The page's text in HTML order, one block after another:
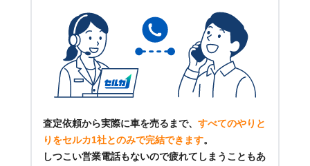
査定依頼から実際に車を売るまで、 すべてのやりと
りをセルカ1社とのみで完結できます。
しつこい営業電話もないので疲れてしまうこともあ